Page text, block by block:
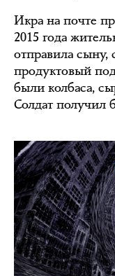
Икра на почте
2015 года
отправила
продуктовый
были колбаса,
Солдат получил